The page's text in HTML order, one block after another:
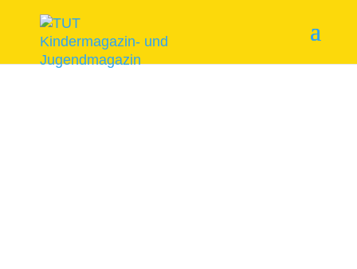
/Themenhefte/ Wasserratten